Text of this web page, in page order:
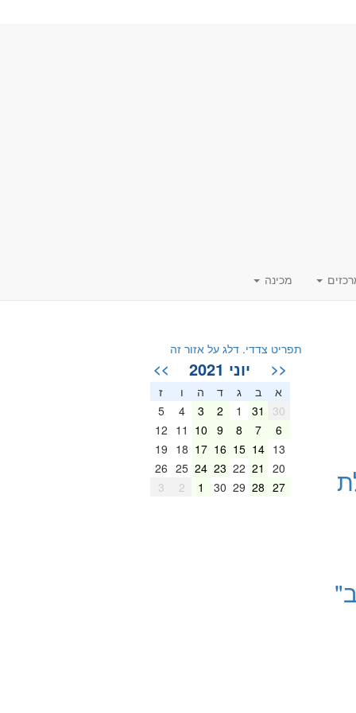
מכינה
תפריט צדדי. דלג על אזור זה
<< יוני 2021 >>
א ב ג ד ה ו
ז
30
31
1
2
3
4
5
6
7
8
9
10
11
12
13
14
15
16
17
18
19
20
21
22
23
24
25
26
27
28
29
30
1
2
3